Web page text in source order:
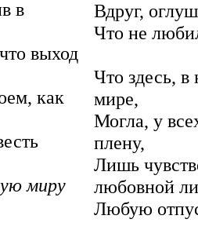
Вдруг,
Что не
Что здесь,
мире,
Могла, у
плену,
Лишь
любовной
Любую
в
выход
как
миру